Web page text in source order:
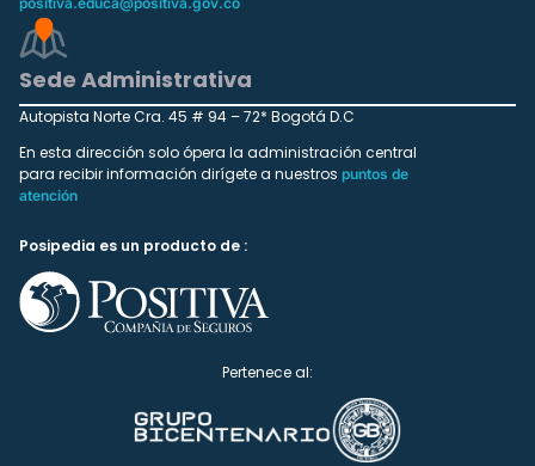
Sede Administrativa
Autopista Norte Cra. 45 # 94 – 72* Bogotá D.C
En esta dirección solo ópera la administración central
para recibir información dirígete a nuestros puntos de
atención
Posipedia es un producto de :
Pertenece al: